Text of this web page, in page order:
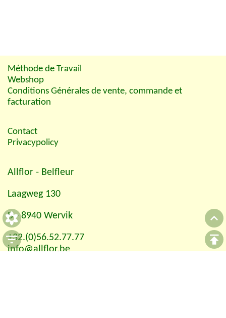
Méthode de Travail
Webshop
Conditions Générales de vente, commande et
facturation
Contact
Privacypolicy
Allflor - Belfleur
Laagweg 130
B - 8940 Wervik
+32.(0)56.52.77.77
info@allflor.be